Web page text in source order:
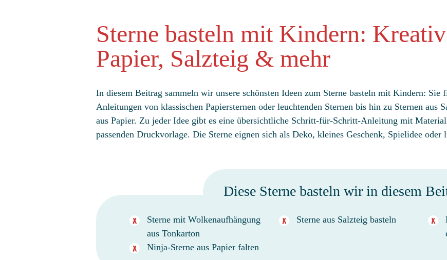
Sterne basteln mit Kindern:
Papier, Salzteig & mehr
In diesem Beitrag sammeln wir unsere schönsten Ideen zum Sterne basteln mit Kindern: Sie
Anleitungen von klassischen Papiersternen oder leuchtenden Sternen bis hin zu Sternen aus
aus Papier. Zu jeder Idee gibt es eine übersichtliche Schritt-für-Schritt-Anleitung mit
passenden Druckvorlage. Die Sterne eignen sich als Deko, kleines Geschenk, Spielidee
Diese Sterne basteln wir in diesem
Sterne mit Wolkenaufhängung
aus Tonkarton
Sterne aus Salzteig basteln
Ninja-Sterne aus Papier falten